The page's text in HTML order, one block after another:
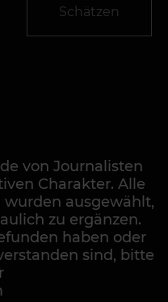
Schätzen
von Journalisten
Charakter. Alle
ausgewählt,
zu ergänzen.
haben oder
sind, bitte